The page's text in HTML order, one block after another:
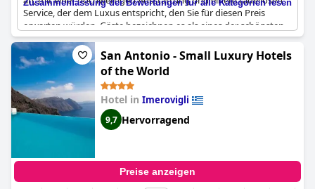
Service, der dem Luxus entspricht, den Sie für diesen Preis
erwarten würden. Gäste bezeichnen es als eines der schönsten
Hotels auf Santorin mit einem stilvollen und schlichten Design,
das sowohl Luxus als auch Ruhe ausstrahlt. Alles, vom Ambiente
bis hin zum Service, wurde in den höchsten Tönen gelobt, was
dieses neue Boutique-Hotel zur perfekten Wahl für alle macht,
die sich im Urlaub etwas gönnen wollen.
Zusammenfassung der Bewertungen für alle Kategorien lesen
San Antonio - Small Luxury Hotels
of the World
Hotel in Imerovigli
9,7 Hervorragend
Preise anzeigen